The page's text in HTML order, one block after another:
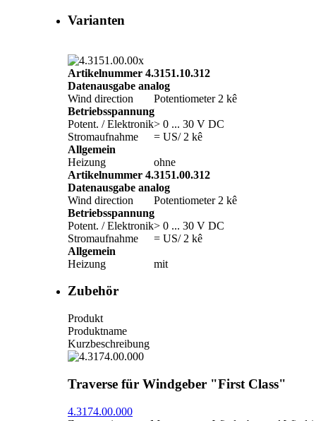
Varianten
Artikelnummer 4.3151.10.312
Datenausgabe analog
Wind direction
Potentiometer 2 kê
Betriebsspannung
Potent. /­ Elektronik> 0 ... 30 V DC
Stromaufnahme
= US/­ 2 kê
Allgemein
Heizung
ohne
Artikelnummer 4.3151.00.312
Datenausgabe analog
Wind direction
Potentiometer 2 kê
Betriebsspannung
Potent. /­ Elektronik> 0 ... 30 V DC
Stromaufnahme
= US/­ 2 kê
Allgemein
Heizung
mit
Zubehör
Produkt
Produktname
Kurzbeschreibung
Traverse für Windgeber "First Class"
4.3174.00.000